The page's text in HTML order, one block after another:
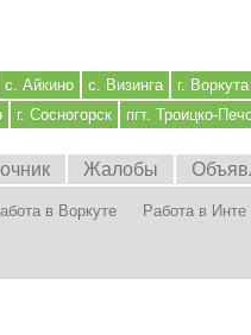
с. Айкино с. Визинга
г. Воркута
г. Сосногорск пгт. Троицко-
Жалобы
в Воркуте Работа в Инте